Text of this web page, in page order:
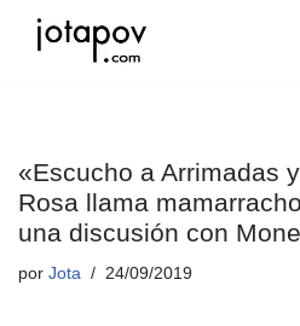
«Escucho a Arrimadas
Rosa llama
una discusión con
por Jota 24/09/2019